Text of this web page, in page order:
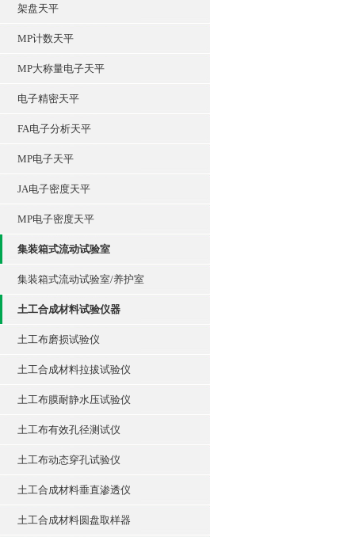
架盘天平
MP计数天平
MP大称量电子天平
电子精密天平
FA电子分析天平
MP电子天平
JA电子密度天平
MP电子密度天平
集装箱式流动试验室
集装箱式流动试验室/养护室
土工合成材料试验仪器
土工布磨损试验仪
土工合成材料拉拔试验仪
土工布膜耐静水压试验仪
土工布有效孔径测试仪
土工布动态穿孔试验仪
土工合成材料垂直渗透仪
土工合成材料圆盘取样器